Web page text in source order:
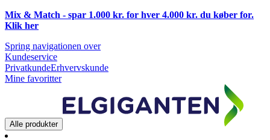
Mix & Match - spar 1.000 kr. for hver 4.000 kr. du køber for.
Klik her
Spring navigationen over
Kundeservice
PrivatkundeErhvervskunde
Mine favoritter
Alle produkter